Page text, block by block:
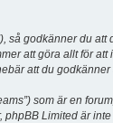
så godkänner du
att göra allt för
att du
som är en
phpBB Limited är